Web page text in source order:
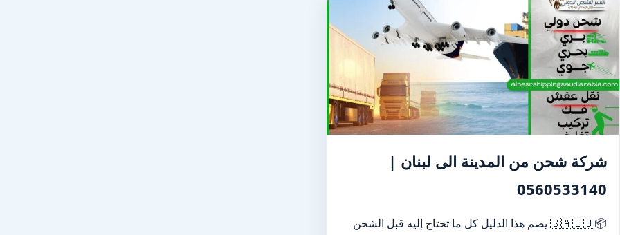
شركة شحن من المدينة الى لبنان |
0560533140
📦🇸🇦🇱🇧 يضم هذا الدليل كل ما تحتاج إليه قبل الشحن